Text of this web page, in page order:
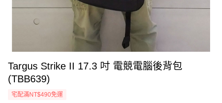
Targus Strike II 17.3 吋 電競電腦後背包
(TBB639)
宅配滿NT$490免運